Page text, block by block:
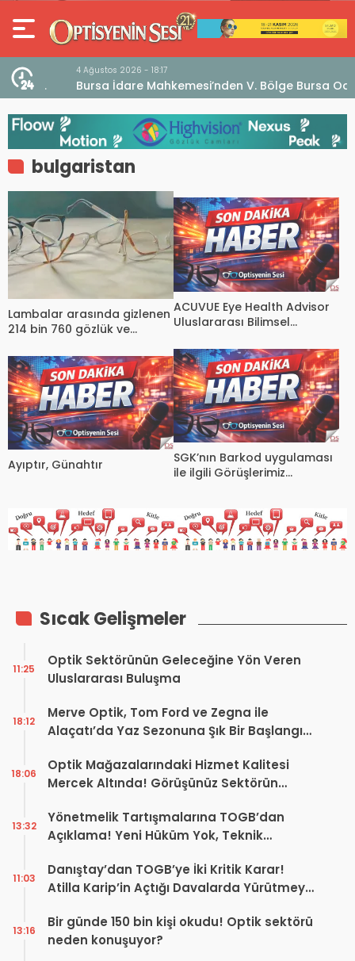
4 Ağustos 2026 - 18:17
Bursa İdare Mahkemesi’nden V. Bölge Bursa Odası
Genel Kurulu Hakkında İptal Kararı
bulgaristan
Lambalar arasında gizlenen
214 bin 760 gözlük ve
ACUVUE Eye Health Advisor
Uluslararası Bilimsel
Türkiye’de
Ayıptır, Günahtır
SGK’nın Barkod uygulaması
ile ilgili Görüşlerimiz
Sıcak Gelişmeler
Optik Sektörünün Geleceğine Yön Veren
Uluslararası Buluşma
11:25
Merve Optik, Tom Ford ve Zegna ile
Alaçatı’da Yaz Sezonuna Şık Bir Başlangıç ​​
18:12
Optik Mağazalarındaki Hizmet Kalitesi
Mercek Altında! Görüşünüz Sektörün
18:06
Yönetmelik Tartışmalarına TOGB’dan
Açıklama! Yeni Hüküm Yok, Teknik
13:32
Danıştay’dan TOGB’ye İki Kritik Karar!
Atilla Karip’in Açtığı Davalarda Yürütmeyi
11:03
Bir günde 150 bin kişi okudu! Optik sektörü
neden konuşuyor?
13:16